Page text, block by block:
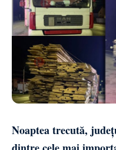
Noaptea trecută,